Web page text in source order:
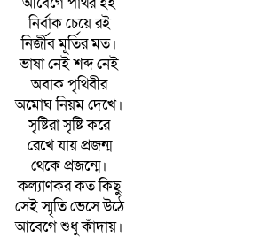
নির্বাক চেয়ে রই
নির্জীব মূর্তির মত।
ভাষা নেই শব্দ নেই
অবাক পৃথিবীর
অমোঘ নিয়ম দেখে।
সৃষ্টিরা সৃষ্টি করে
রেখে যায় প্রজন্ম
থেকে প্রজন্মে।
কল্যাণকর কত কিছু
সেই স্মৃতি ভেসে উঠে
আবেগে শুধু কাঁদায়।